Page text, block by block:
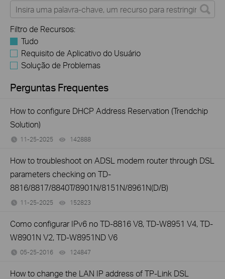
Filtro de Recursos:
Tudo
Requisito de Aplicativo do Usuário
Solução de Problemas
Perguntas Frequentes
How to configure DHCP Address Reservation (Trendchip
Solution)
11-25-2025 142888
How to troubleshoot on ADSL modem router through DSL
parameters checking on TD-
8816/8817/8840T/8901N/8151N/8961N(D/B)
11-25-2025 152823
Como configurar IPv6 no TD-8816 V8, TD-W8951 V4, TD-
W8901N V2, TD-W8951ND V6
05-25-2016 124847
How to change the LAN IP address of TP-Link DSL